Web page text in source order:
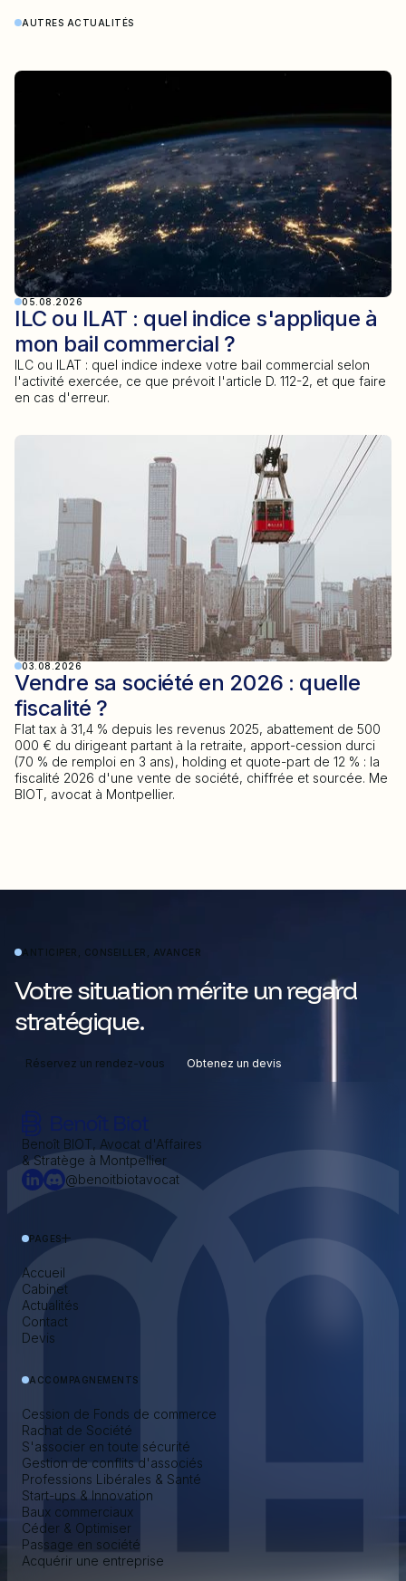
AUTRES ACTUALITÉS
05.08.2026
ILC ou ILAT : quel indice s'applique à
mon bail commercial ?
ILC ou ILAT : quel indice indexe votre bail commercial selon
l'activité exercée, ce que prévoit l'article D. 112-2, et que faire
en cas d'erreur.
03.08.2026
Vendre sa société en 2026 : quelle
fiscalité ?
Flat tax à 31,4 % depuis les revenus 2025, abattement de 500
000 € du dirigeant partant à la retraite, apport-cession durci
(70 % de remploi en 3 ans), holding et quote-part de 12 % : la
fiscalité 2026 d'une vente de société, chiffrée et sourcée. Me
BIOT, avocat à Montpellier.
ANTICIPER, CONSEILLER, AVANCER
Votre situation mérite un regard
stratégique.
Réservez un rendez-vous Obtenez un devis
Benoît BIOT, Avocat d'Affaires
& Stratège à Montpellier
@benoitbiotavocat
PAGES
Accueil
Cabinet
Actualités
Contact
Devis
ACCOMPAGNEMENTS
Cession de Fonds de commerce
Rachat de Société
S'associer en toute sécurité
Gestion de conflits d'associés
Professions Libérales & Santé
Start-ups & Innovation
Baux commerciaux
Céder & Optimiser
Passage en société
Acquérir une entreprise